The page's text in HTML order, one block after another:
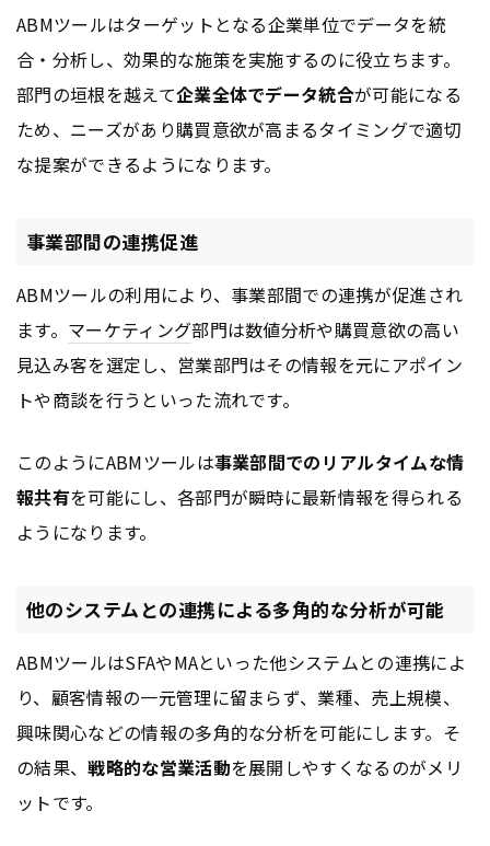
ABMツールはターゲットとなる企業単位でデータを統
合・分析し、効果的な施策を実施するのに役立ちます。
部門の垣根を越えて企業全体でデータ統合が可能になる
ため、ニーズがあり購買意欲が高まるタイミングで適切
な提案ができるようになります。
事業部間の連携促進
ABMツールの利用により、事業部間での連携が促進され
ます。 マーケティング部門は数値分析や購買意欲の高い
見込み客を選定し、営業部門はその情報を元にアポイン
トや商談を行うといった流れです。
このようにABMツールは事業部間でのリアルタイムな情
報共有を可能にし、各部門が瞬時に最新情報を得られる
ようになります。
他のシステムとの連携による多角的な分析が可能
ABMツールはSFAやMAといった他システムとの連携によ
り、顧客情報の一元管理に留まらず、業種、売上規模、
興味関心などの情報の多角的な分析を可能にします。そ
の結果、戦略的な営業活動を展開しやすくなるのがメリ
ットです。